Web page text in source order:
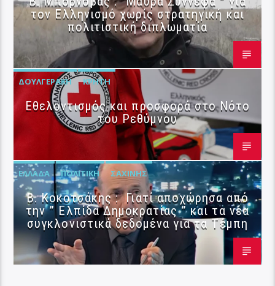
τον Ελληνισμό χωρίς στρατηγική και
πολιτιστική διπλωματία
ΔΟΥΛΓΕΡΆΚΗ ΚΡΉΤΗ
Εθελοντισμός και προσφορά στο Νότο
του Ρεθύμνου
ΕΛΛΆΔΑ ΠΟΛΙΤΙΚΉ ΣΑΧΊΝΗΣ
Β. Κοκοτσάκης : Γιατί αποχώρησα από
την ” Ελπίδα Δημοκρατίας ” και τα νέα
συγκλονιστικά δεδομένα για τα Τέμπη